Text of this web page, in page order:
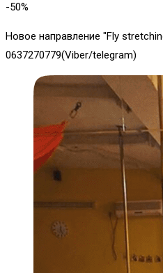
-50%
Новое направление "Fly
0637270779(Viber/telegram)